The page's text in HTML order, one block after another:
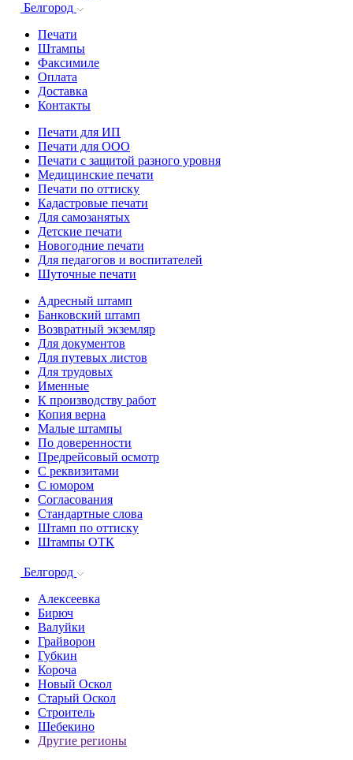
Белгород
Печати
Штампы
Факсимиле
Оплата
Доставка
Контакты
Печати для ИП
Печати для ООО
Печати с защитой разного уровня
Медицинские печати
Печати по оттиску
Кадастровые печати
Для самозанятых
Детские печати
Новогодние печати
Для педагогов и воспитателей
Шуточные печати
Адресный штамп
Банковский штамп
Возвратный экземляр
Для документов
Для путевых листов
Для трудовых
Именные
К производству работ
Копия верна
Малые штампы
По доверенности
Предрейсовый осмотр
С реквизитами
С юмором
Согласования
Стандартные слова
Штамп по оттиску
Штампы ОТК
Белгород
Алексеевка
Бирюч
Валуйки
Грайворон
Губкин
Короча
Новый Оскол
Старый Оскол
Строитель
Шебекино
Другие регионы